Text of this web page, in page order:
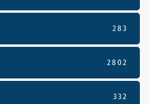
283
2802
332